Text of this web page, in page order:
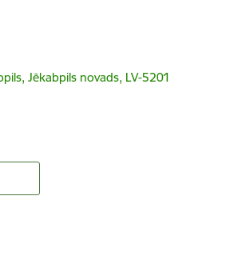
Jēkabpils novads, LV-5201